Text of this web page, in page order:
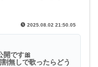
2025.08.02 21:50.05
開です🎀
無しで歌ったらどう